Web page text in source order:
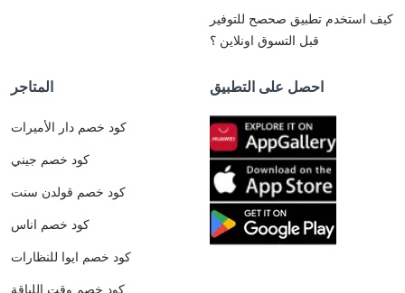
كيف استخدم تطبيق صحصح للتوفير
قبل التسوق اونلاين ؟
المتاجر
كود خصم دار الأميرات
كود خصم جيني
كود خصم قولدن سنت
كود خصم اناس
كود خصم ايوا للنظارات
كود خصم وقت اللياقة
احصل على التطبيق